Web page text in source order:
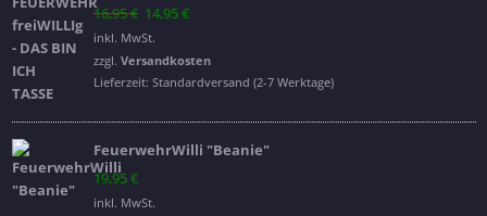
16,95€ Ursprünglicher
Preis
war:
16,95 €
14,95€
ist:
14,95 €.
inkl. MwSt.
zzgl. Versandkosten
Lieferzeit: Standardversand (2-7 Werktage)
FeuerwehrWilli "Beanie"
19,95€
inkl. MwSt.